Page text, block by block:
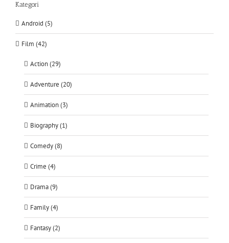
Kategori
Android (5)
Film (42)
Action (29)
Adventure (20)
Animation (3)
Biography (1)
Comedy (8)
Crime (4)
Drama (9)
Family (4)
Fantasy (2)